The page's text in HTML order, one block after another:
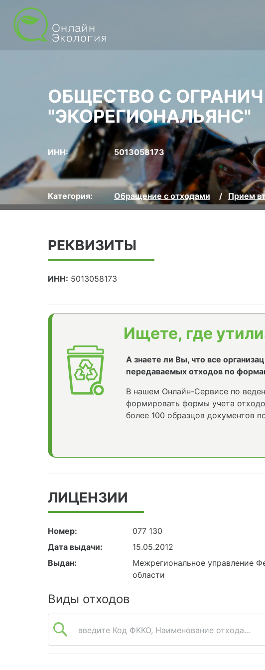
ОБЩЕСТВО С
"ЭКОРЕГИОНАЛЬЯНС"
ИНН: 5013058173
Категория: Обращение с отходами Прием
РЕКВИЗИТЫ
ИНН: 5013058173
Ищете, где
А знаете ли Вы, что все
передаваемых отходов по
В нашем Онлайн-Сервисе по
формировать формы учета
более 100 образцов документов
ЛИЦЕНЗИИ
Номер:
077 130
Дата выдачи:
15.05.2012
Выдан:
Межрегиональное управление
области
Виды отходов
введите Код ФККО, Наименование отхода...